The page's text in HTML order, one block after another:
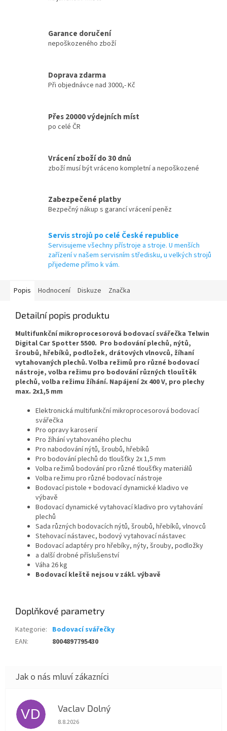
Garance doručení
nepoškozeného zboží
Doprava zdarma
Při objednávce nad 3000,- Kč
Přes 20000 výdejních míst
po celé ČR
Vrácení zboží do 30 dnů
zboží musí být vráceno kompletní a nepoškozené
Zabezpečené platby
Bezpečný nákup s garancí vrácení peněz
Servis strojů po celé České republice
Servisujeme všechny přístroje a stroje. U menších
zařízení v našem servisním středisku, u velkých strojů
přijedeme přímo k vám.
Popis Hodnocení Diskuze Značka
Detailní popis produktu
Multifunkční mikroprocesorová bodovací svářečka Telwin
Digital Car Spotter 5500. Pro bodování plechů, nýtů,
šroubů, hřebíků, podložek, drátových vlnovců, žíhaní
vytahovaných plechů. Volba režimů pro různé bodovací
nástroje, volba režimu pro bodování různých tlouštěk
plechů, volba režimu žíhání. Napájení 2x 400 V, pro plechy
max. 2x1,5 mm
Elektronická multifunkční mikroprocesorová bodovací
svářečka
Pro opravy karoserií
Pro žíhání vytahovaného plechu
Pro nabodování nýtů, šroubů, hřebíků
Pro bodování plechů do tloušťky 2x 1,5 mm
Volba režimů bodování pro různé tloušťky materiálů
Volba režimu pro různé bodovací nástroje
Bodovací pistole + bodovací dynamické kladivo ve
výbavě
Bodovací dynamické vytahovací kladivo pro vytahování
plechů
Sada různých bodovacích nýtů, šroubů, hřebíků, vlnovců
Stehovací nástavec, bodový vytahovací nástavec
Bodovací adaptéry pro hřebíky, nýty, šrouby, podložky
a další drobné příslušenství
Váha 26 kg
Bodovací kleště nejsou v zákl. výbavě
Doplňkové parametry
Kategorie: Bodovací svářečky
EAN: 8004897795430
VD Vaclav Dolný
Hodnocení obchodu je 5 z 5 hvězdiček.
8.8.2026